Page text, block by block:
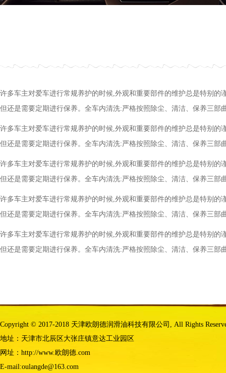
许多车主对爱车进行常规养护的时候,外观和重要部件的维护总是特别
但还是需要定期进行保养。全车内清洗:严格按照除尘、清洁、保养三
许多车主对爱车进行常规养护的时候,外观和重要部件的维护总是特别
但还是需要定期进行保养。全车内清洗:严格按照除尘、清洁、保养三
许多车主对爱车进行常规养护的时候,外观和重要部件的维护总是特别
但还是需要定期进行保养。全车内清洗:严格按照除尘、清洁、保养三
许多车主对爱车进行常规养护的时候,外观和重要部件的维护总是特别
但还是需要定期进行保养。全车内清洗:严格按照除尘、清洁、保养三
许多车主对爱车进行常规养护的时候,外观和重要部件的维护总是特别
但还是需要定期进行保养。全车内清洗:严格按照除尘、清洁、保养三
Copyright © 2017-2018 天津欧朗德润滑油科技有限公司, All Rights
地址：天津市北辰区大张庄镇意达工业园区
网址：http://www.欧朗德.com
E-mail:oulangde@163.com